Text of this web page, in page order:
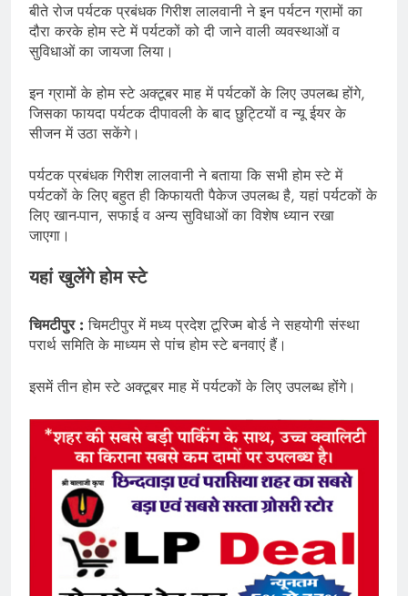
बीते रोज पर्यटक प्रबंधक गिरीश लालवानी ने इन पर्यटन ग्रामों का
दौरा करके होम स्टे में पर्यटकों को दी जाने वाली व्यवस्थाओं व
सुविधाओं का जायजा लिया।
इन ग्रामों के होम स्टे अक्टूबर माह में पर्यटकों के लिए उपलब्ध होंगे,
जिसका फायदा पर्यटक दीपावली के बाद छुट्टियों व न्यू ईयर के
सीजन में उठा सकेंगे।
पर्यटक प्रबंधक गिरीश लालवानी ने बताया कि सभी होम स्टे में
पर्यटकों के लिए बहुत ही किफायती पैकेज उपलब्ध है, यहां पर्यटकों के
लिए खान-पान, सफाई व अन्य सुविधाओं का विशेष ध्यान रखा
जाएगा।
यहां खुलेंगे होम स्टे
चिमटीपुर : चिमटीपुर में मध्य प्रदेश टूरिज्म बोर्ड ने सहयोगी संस्था
परार्थ समिति के माध्यम से पांच होम स्टे बनवाएं हैं।
इसमें तीन होम स्टे अक्टूबर माह में पर्यटकों के लिए उपलब्ध होंगे।